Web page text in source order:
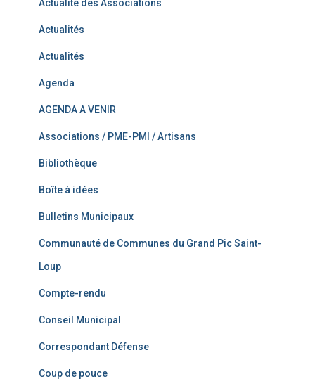
Actualité des Associations
Actualités
Actualités
Agenda
AGENDA A VENIR
Associations / PME-PMI / Artisans
Bibliothèque
Boîte à idées
Bulletins Municipaux
Communauté de Communes du Grand Pic Saint-
Loup
Compte-rendu
Conseil Municipal
Correspondant Défense
Coup de pouce